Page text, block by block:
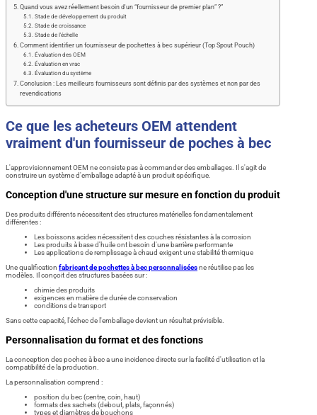
Quand vous avez réellement besoin d'un “fournisseur de premier plan” ?”
Stade de développement du produit
Stade de croissance
Stade de l'échelle
Comment identifier un fournisseur de pochettes à bec supérieur (Top Spout Pouch)
Évaluation des OEM
Évaluation en vrac
Évaluation du système
Conclusion : Les meilleurs fournisseurs sont définis par des systèmes et non par des
revendications
Ce que les acheteurs OEM attendent
vraiment d'un fournisseur de poches à bec
L'approvisionnement OEM ne consiste pas à commander des emballages. Il s'agit de
construire un système d'emballage adapté à un produit spécifique.
Conception d'une structure sur mesure en fonction du produit
Des produits différents nécessitent des structures matérielles fondamentalement
différentes :
Les boissons acides nécessitent des couches résistantes à la corrosion
Les produits à base d'huile ont besoin d'une barrière performante
Les applications de remplissage à chaud exigent une stabilité thermique
Une qualification fabricant de pochettes à bec personnaliséesne réutilise pas les
modèles. Il conçoit des structures basées sur :
chimie des produits
exigences en matière de durée de conservation
conditions de transport
Sans cette capacité, l'échec de l'emballage devient un résultat prévisible.
Personnalisation du format et des fonctions
La conception des poches à bec a une incidence directe sur la facilité d'utilisation et la
compatibilité de la production.
La personnalisation comprend :
position du bec (centre, coin, haut)
formats des sachets (debout, plats, façonnés)
types et diamètres de bouchons